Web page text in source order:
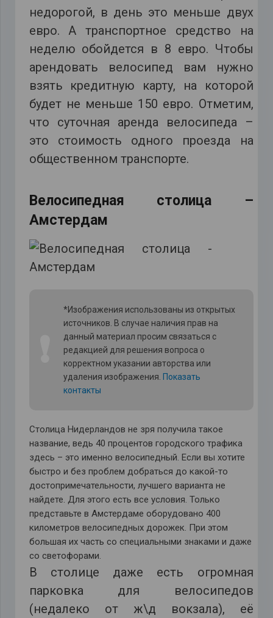
недорогой, в день это меньше двух
евро. А транспортное средство на
неделю обойдется в 8 евро. Чтобы
арендовать велосипед вам нужно
взять кредитную карту, на которой
будет не меньше 150 евро. Отметим,
что суточная аренда велосипеда –
это стоимость одного проезда на
общественном транспорте.
Велосипедная столица –
Амстердам
*Изображения использованы из открытых
источников. В случае наличия прав на
данный материал просим связаться с
редакцией для решения вопроса о
корректном указании авторства или
удаления изображения. Показать
контакты
Столица Нидерландов не зря получила такое
название, ведь 40 процентов городского трафика
здесь – это именно велосипедный. Если вы хотите
быстро и без проблем добраться до какой-то
достопримечательности, лучшего варианта не
найдете. Для этого есть все условия. Только
представьте в Амстердаме оборудовано 400
километров велосипедных дорожек. При этом
большая их часть со специальными знаками и даже
со светофорами.
В столице даже есть огромная
парковка для велосипедов
(недалеко от ж\д вокзала), её